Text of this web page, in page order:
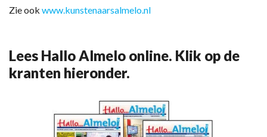
Zie ook www.kunstenaarsalmelo.nl
Lees Hallo Almelo online. Klik op de
kranten hieronder.